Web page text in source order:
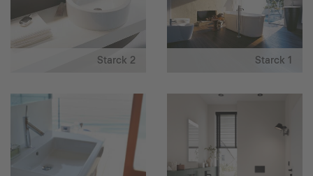
Starck 1
Starck 2